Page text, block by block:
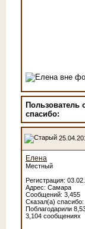
Пользователь
cпасибо:
Елена
Местный
Регистрация:
Адрес: Самара
Сообщений: 3,455
Сказал(а)
Поблагодарили
3,104 сообщениях